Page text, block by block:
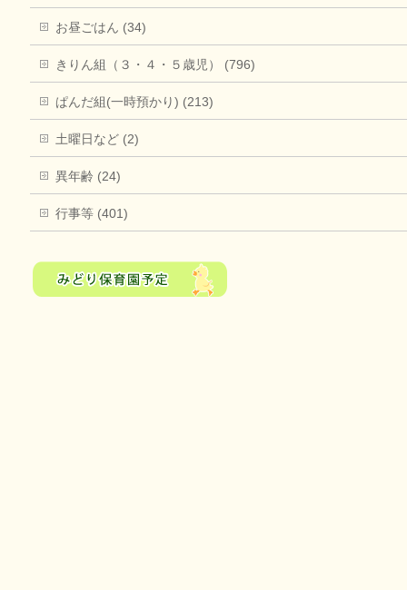
お昼ごはん (34)
きりん組（３・４・５歳児） (796)
ぱんだ組(一時預かり) (213)
土曜日など (2)
異年齢 (24)
行事等 (401)